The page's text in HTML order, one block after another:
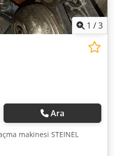
1 /3
Ara
makinesi STEINEL